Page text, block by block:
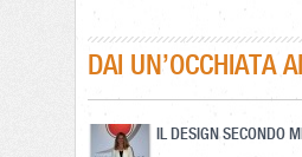
DAI UN’OCCHIATA
IL DESIGN SECONDO